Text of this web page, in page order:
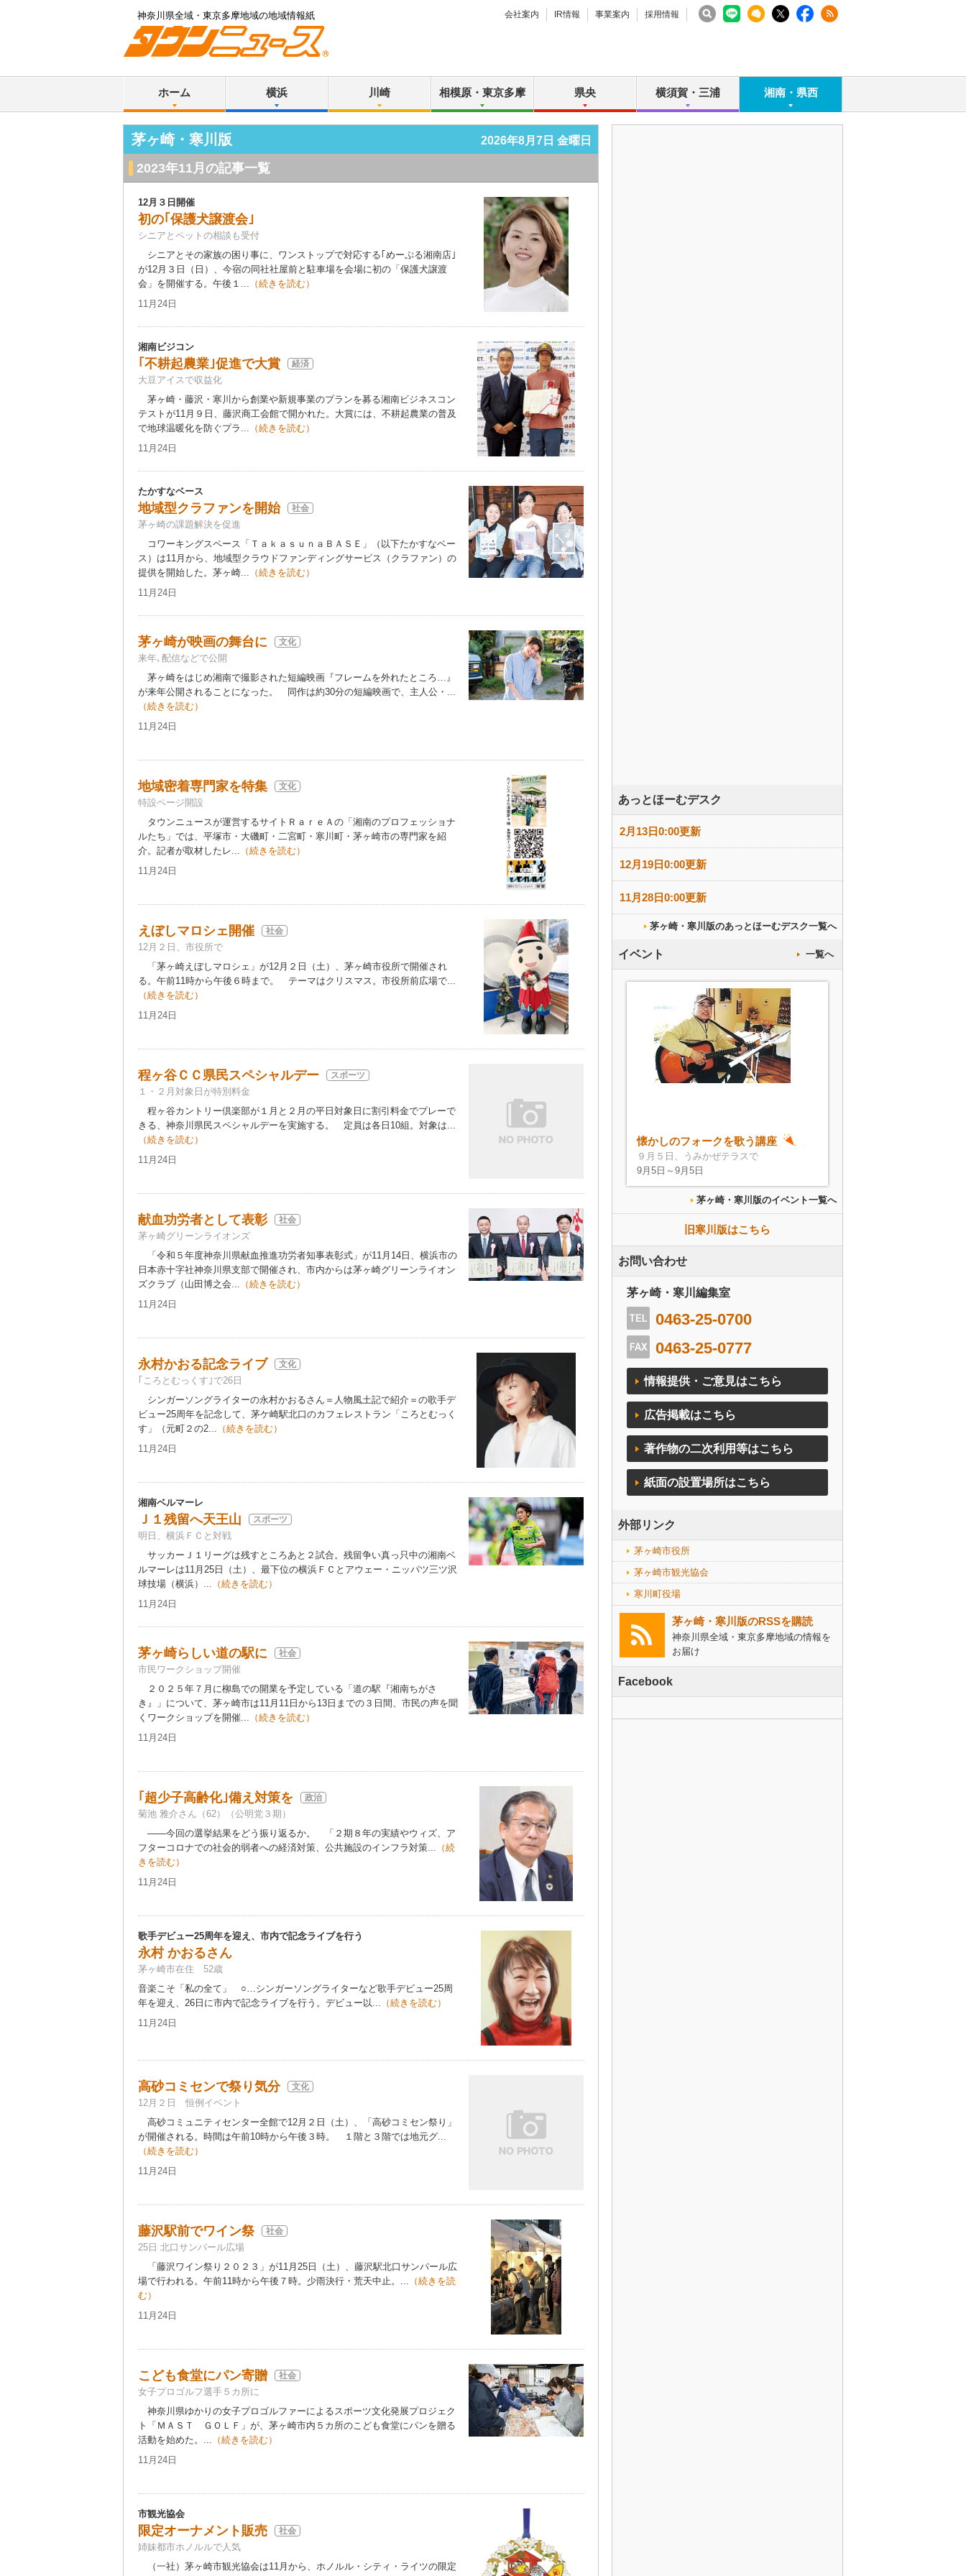
神奈川県全域・東京多摩地域の地域情報紙 会社案内 IR情報 事業案内 採用情報
ホーム 横浜 川崎 相模原・東京多摩 県央 横須賀・三浦 湘南・県西
茅ヶ崎・寒川版 2026年8月7日 金曜日
2023年11月の記事一覧
12月３日開催
初の｢保護犬譲渡会｣
シニアとペットの相談も受付
シニアとその家族の困り事に、ワンストップで対応する｢めーぷる湘南店｣
が12月３日（日）、今宿の同社社屋前と駐車場を会場に初の「保護犬譲渡
会」を開催する。午後１... （続きを読む）
11月24日
湘南ビジコン
｢不耕起農業｣促進で大賞 経済
大豆アイスで収益化
茅ヶ崎・藤沢・寒川から創業や新規事業のプランを募る湘南ビジネスコン
テストが11月９日、藤沢商工会館で開かれた。大賞には、不耕起農業の普及
で地球温暖化を防ぐプラ... （続きを読む）
11月24日
たかすなベース
地域型クラファンを開始 社会
茅ヶ崎の課題解決を促進
コワーキングスペース「ＴａｋａｓｕｎａＢＡＳＥ」（以下たかすなベー
ス）は11月から、地域型クラウドファンディングサービス（クラファン）の
提供を開始した。茅ヶ崎... （続きを読む）
11月24日
茅ヶ崎が映画の舞台に 文化
来年､配信などで公開
茅ヶ崎をはじめ湘南で撮影された短編映画『フレームを外れたところ…』
が来年公開されることになった。 同作は約30分の短編映画で、主人公・...
（続きを読む）
11月24日
地域密着専門家を特集 文化
特設ページ開設
タウンニュースが運営するサイトＲａｒｅＡの「湘南のプロフェッショナ
ルたち」では、平塚市・大磯町・二宮町・寒川町・茅ヶ崎市の専門家を紹
介。記者が取材したレ... （続きを読む）
11月24日
えぼしマロシェ開催 社会
12月２日、市役所で
「茅ヶ崎えぼしマロシェ」が12月２日（土）、茅ヶ崎市役所で開催され
る。午前11時から午後６時まで。 テーマはクリスマス。市役所前広場で...
（続きを読む）
11月24日
程ヶ谷ＣＣ県民スペシャルデー スポーツ
１・２月対象日が特別料金
程ヶ谷カントリー倶楽部が１月と２月の平日対象日に割引料金でプレーで
きる、神奈川県民スペシャルデーを実施する。 定員は各日10組。対象は...
（続きを読む）
11月24日
献血功労者として表彰 社会
茅ヶ崎グリーンライオンズ
「令和５年度神奈川県献血推進功労者知事表彰式」が11月14日、横浜市の
日本赤十字社神奈川県支部で開催され、市内からは茅ヶ崎グリーンライオン
ズクラブ（山田博之会... （続きを読む）
11月24日
永村かおる記念ライブ 文化
｢ころとむっくす｣で26日
シンガーソングライターの永村かおるさん＝人物風土記で紹介＝の歌手デ
ビュー25周年を記念して、茅ケ崎駅北口のカフェレストラン「ころとむっく
す」（元町２の2... （続きを読む）
11月24日
湘南ベルマーレ
Ｊ１残留へ天王山 スポーツ
明日、横浜ＦＣと対戦
サッカーＪ１リーグは残すところあと２試合。残留争い真っ只中の湘南ベ
ルマーレは11月25日（土）、最下位の横浜ＦＣとアウェー・ニッパツ三ツ沢
球技場（横浜）... （続きを読む）
11月24日
茅ヶ崎らしい道の駅に 社会
市民ワークショップ開催
２０２５年７月に柳島での開業を予定している「道の駅『湘南ちがさ
き』」について、茅ヶ崎市は11月11日から13日までの３日間、市民の声を聞
くワークショップを開催... （続きを読む）
11月24日
｢超少子高齢化｣備え対策を 政治
菊池 雅介さん（62）（公明党３期）
――今回の選挙結果をどう振り返るか。 「２期８年の実績やウィズ、ア
フターコロナでの社会的弱者への経済対策、公共施設のインフラ対策... （続
きを読む）
11月24日
歌手デビュー25周年を迎え、市内で記念ライブを行う
永村 かおるさん
茅ヶ崎市在住 52歳
音楽こそ「私の全て」 ○…シンガーソングライターなど歌手デビュー25周
年を迎え、26日に市内で記念ライブを行う。デビュー以... （続きを読む）
11月24日
高砂コミセンで祭り気分 文化
12月２日 恒例イベント
高砂コミュニティセンター全館で12月２日（土）、「高砂コミセン祭り」
が開催される。時間は午前10時から午後３時。 １階と３階では地元グ...
（続きを読む）
11月24日
藤沢駅前でワイン祭 社会
25日 北口サンパール広場
「藤沢ワイン祭り２０２３」が11月25日（土）、藤沢駅北口サンパール広
場で行われる。午前11時から午後７時。少雨決行・荒天中止。... （続きを読
む）
11月24日
こども食堂にパン寄贈 社会
女子プロゴルフ選手５カ所に
神奈川県ゆかりの女子プロゴルファーによるスポーツ文化発展プロジェク
ト「ＭＡＳＴ ＧＯＬＦ」が、茅ヶ崎市内５カ所のこども食堂にパンを贈る
活動を始めた。... （続きを読む）
11月24日
市観光協会
限定オーナメント販売 社会
姉妹都市ホノルルで人気
（一社）茅ヶ崎市観光協会は11月から、ホノルル・シティ・ライツの限定
あっとほーむデスク
2月13日0:00更新
12月19日0:00更新
11月28日0:00更新
茅ヶ崎・寒川版のあっとほーむデスク一覧へ
イベント 一覧へ
懐かしのフォークを歌う講座
９月５日、うみかぜテラスで
9月5日～9月5日
茅ヶ崎・寒川版のイベント一覧へ
旧寒川版はこちら
お問い合わせ
茅ヶ崎・寒川編集室
0463-25-0700
0463-25-0777
情報提供・ご意見はこちら
広告掲載はこちら
著作物の二次利用等はこちら
紙面の設置場所はこちら
外部リンク
茅ヶ崎市役所
茅ヶ崎市観光協会
寒川町役場
茅ヶ崎・寒川版のRSSを購読
神奈川県全域・東京多摩地域の情報を
お届け
Facebook